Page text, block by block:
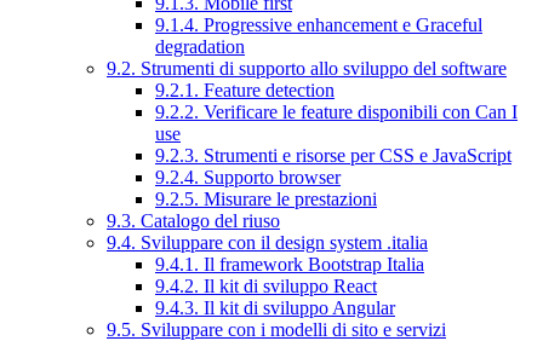
9.1.4. Progressive enhancement e Graceful
degradation
9.2. Strumenti di supporto allo sviluppo del software
9.2.1. Feature detection
9.2.2. Verificare le feature disponibili con Can I
use
9.2.3. Strumenti e risorse per CSS e JavaScript
9.2.4. Supporto browser
9.2.5. Misurare le prestazioni
9.3. Catalogo del riuso
9.4. Sviluppare con il design system .italia
9.4.1. Il framework Bootstrap Italia
9.4.2. Il kit di sviluppo React
9.4.3. Il kit di sviluppo Angular
9.5. Sviluppare con i modelli di sito e servizi